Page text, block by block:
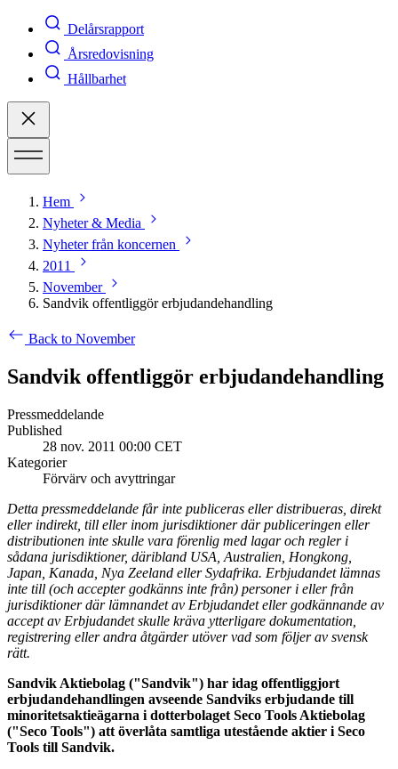
Delårsrapport
Årsredovisning
Hållbarhet
Hem
Nyheter & Media
Nyheter från koncernen
2011
November
Sandvik offentliggör erbjudandehandling
Back to November
Sandvik offentliggör erbjudandehandling
Pressmeddelande
Published
28 nov. 2011 00:00 CET
Kategorier
Förvärv och avyttringar
Detta pressmeddelande får inte publiceras eller distribueras, direkt
eller indirekt, till eller inom jurisdiktioner där publiceringen eller
distributionen inte skulle vara förenlig med lagar och regler i
sådana jurisdiktioner, däribland USA, Australien, Hongkong,
Japan, Kanada, Nya Zeeland eller Sydafrika. Erbjudandet lämnas
inte till (och accepter godkänns inte från) personer i eller från
jurisdiktioner där lämnandet av Erbjudandet eller godkännande av
accept av Erbjudandet skulle kräva ytterligare dokumentation,
registrering eller andra åtgärder utöver vad som följer av svensk
rätt.
Sandvik Aktiebolag ("Sandvik") har idag offentliggjort
erbjudandehandlingen avseende Sandviks erbjudande till
minoritetsaktieägarna i dotterbolaget Seco Tools Aktiebolag
("Seco Tools") att överlåta samtliga utestående aktier i Seco
Tools till Sandvik.